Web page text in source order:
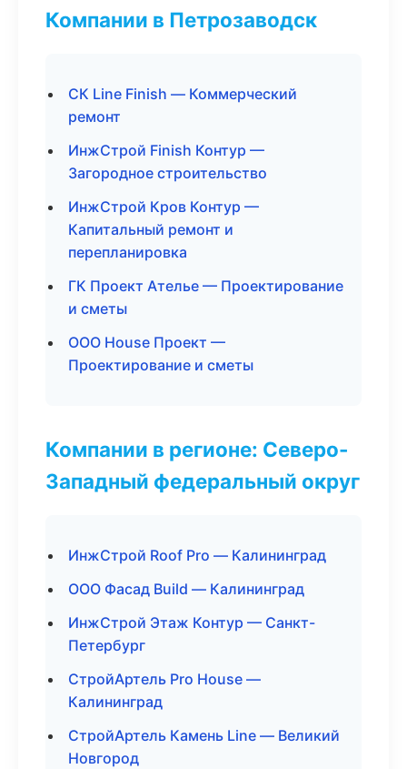
Компании в Петрозаводск
СК Line Finish — Коммерческий
ремонт
ИнжСтрой Finish Контур —
Загородное строительство
ИнжСтрой Кров Контур —
Капитальный ремонт и
перепланировка
ГК Проект Ателье — Проектирование
и сметы
ООО House Проект —
Проектирование и сметы
Компании в регионе: Северо-
Западный федеральный округ
ИнжСтрой Roof Pro — Калининград
ООО Фасад Build — Калининград
ИнжСтрой Этаж Контур — Санкт-
Петербург
СтройАртель Pro House —
Калининград
СтройАртель Камень Line — Великий
Новгород